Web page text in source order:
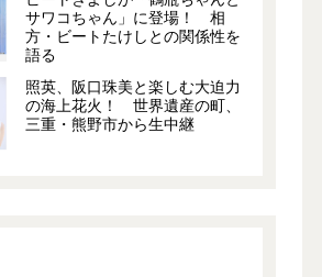
サワコちゃん」に登場！ 相
方・ビートたけしとの関係性を
語る
照英、阪口珠美と楽しむ大迫力
の海上花火！ 世界遺産の町、
三重・熊野市から生中継